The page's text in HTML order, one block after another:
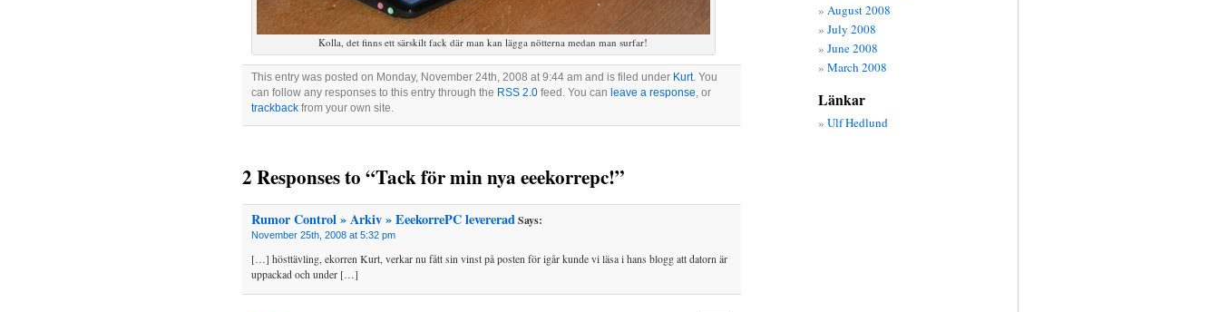
Kolla, det finns ett särskilt fack där man kan lägga nötterna medan man surfar!
This entry was posted on Monday, November 24th, 2008 at 9:44 am and is filed under Kurt. You
can follow any responses to this entry through the RSS 2.0feed. You can leave a response, or
trackbackfrom your own site.
2 Responses to “Tack för min nya eeekorrepc!”
Rumor Control » Arkiv » EeekorrePC levereradSays:
November 25th, 2008 at 5:32 pm
[…] hösttävling, ekorren Kurt, verkar nu fått sin vinst på posten för igår kunde vi läsa i hans blogg att datorn är
uppackad och under […]
August 2008
July 2008
June 2008
March 2008
Länkar
Ulf Hedlund